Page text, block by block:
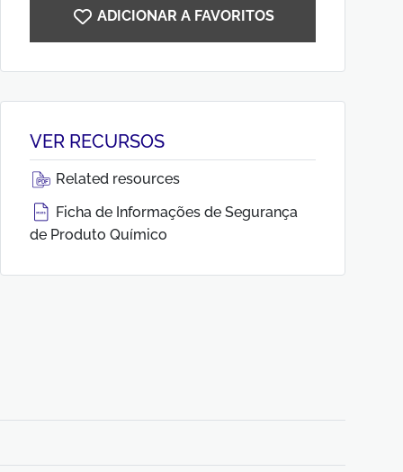
ADICIONAR A FAVORITOS
VER RECURSOS
Related resources
Ficha de Informações de Segurança
de Produto Químico